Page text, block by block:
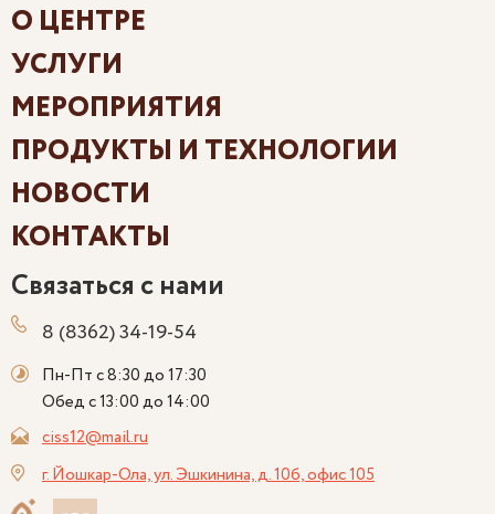
О ЦЕНТРЕ
УСЛУГИ
МЕРОПРИЯТИЯ
ПРОДУКТЫ И ТЕХНОЛОГИИ
НОВОСТИ
КОНТАКТЫ
Связаться с нами
8 (8362) 34-19-54
Пн-Пт с 8:30 до 17:30
Обед с 13:00 до 14:00
ciss12@mail.ru
г. Йошкар-Ола, ул. Эшкинина, д. 10б, офис 105